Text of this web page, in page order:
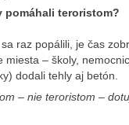
pomáhali teroristom?
raz popálili, je čas
– školy,
dodali tehly aj betón.
– nie teroristom –